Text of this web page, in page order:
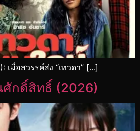
เมื่อสวรรค์ส่ง “เทวดา” […]
ศักดิ์สิทธิ์ (2026)